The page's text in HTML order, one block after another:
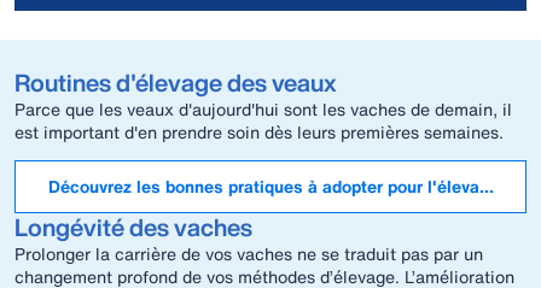
Routines d'élevage des veaux
Parce que les veaux d'aujourd'hui sont les vaches de demain, il
est important d'en prendre soin dès leurs premières semaines.
Découvrez les bonnes pratiques à adopter pour l'élevage des
Longévité des vaches
Prolonger la carrière de vos vaches ne se traduit pas par un
changement profond de vos méthodes d’élevage. L’amélioration